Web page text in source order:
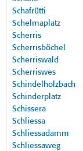
Schafrütti
Schelmaplatz
Scherris
Scherrisböchel
Scherriswald
Scherriswes
Schindelholzbach
Schinderplatz
Schissera
Schliessa
Schliessadamm
Schliessaweg